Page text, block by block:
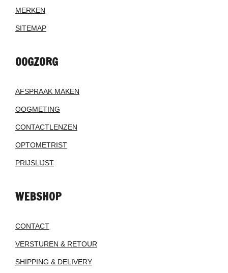
MERKEN
SITEMAP
OOGZORG
AFSPRAAK MAKEN
OOGMETING
CONTACTLENZEN
OPTOMETRIST
PRIJSLIJST
WEBSHOP
CONTACT
VERSTUREN & RETOUR
SHIPPING & DELIVERY